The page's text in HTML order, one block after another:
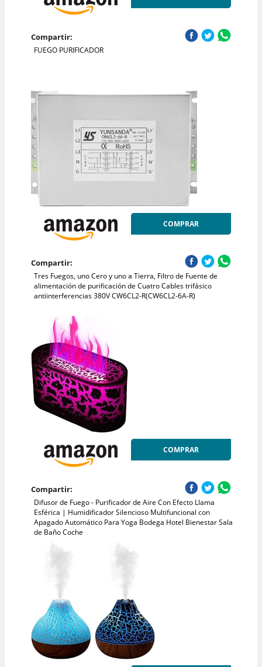
Compartir:
FUEGO PURIFICADOR
COMPRAR
Compartir:
Tres Fuegos, uno Cero y uno a Tierra, Filtro de Fuente de
alimentación de purificación de Cuatro Cables trifásico
antiinterferencias 380V CW6CL2-R(CW6CL2-6A-R)
COMPRAR
Compartir:
Difusor de Fuego - Purificador de Aire Con Efecto Llama
Esférica | Humidificador Silencioso Multifuncional con
Apagado Automático Para Yoga Bodega Hotel Bienestar Sala
de Baño Coche